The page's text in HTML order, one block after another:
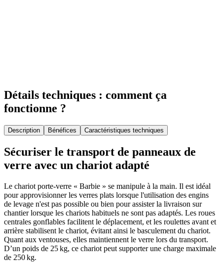
Détails techniques : comment ça
fonctionne ?
Description Bénéfices Caractéristiques techniques
Sécuriser le transport de panneaux de
verre avec un chariot adapté
Le chariot porte-verre « Barbie » se manipule à la main. Il est idéal
pour approvisionner les verres plats lorsque l'utilisation des engins
de levage n'est pas possible ou bien pour assister la livraison sur
chantier lorsque les chariots habituels ne sont pas adaptés. Les roues
centrales gonflables facilitent le déplacement, et les roulettes avant et
arrière stabilisent le chariot, évitant ainsi le basculement du chariot.
Quant aux ventouses, elles maintiennent le verre lors du transport.
D’un poids de 25 kg, ce chariot peut supporter une charge maximale
de 250 kg.